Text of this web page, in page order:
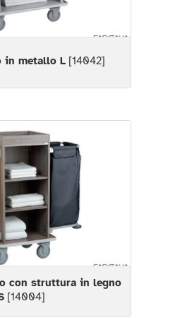
in metallo L [14042]
con struttura in legno
[14004]